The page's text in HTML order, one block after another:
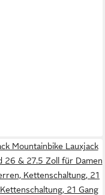
Mountainbike Lauxjack
26 & 27.5 Zoll für Damen
Kettenschaltung, 21
21 Gang